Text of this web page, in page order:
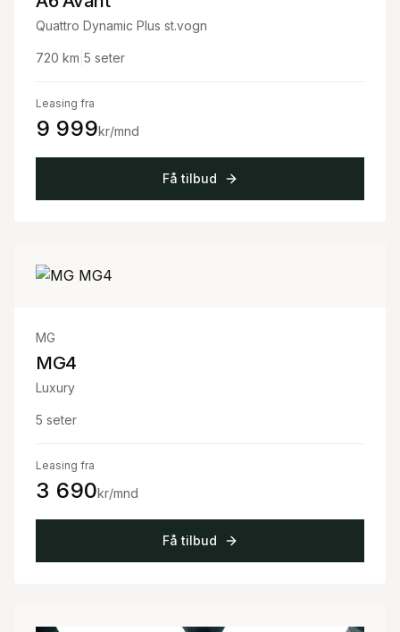
Quattro Dynamic Plus st.vogn
720 km 5 seter
Leasing fra
9 999kr/mnd
Få tilbud
MG
MG4
Luxury
5 seter
Leasing fra
3 690kr/mnd
Få tilbud